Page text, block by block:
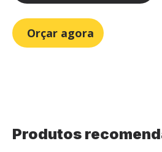
Orçar agora
Produtos